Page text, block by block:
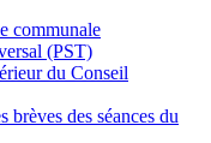
communale
(PST)
du Conseil
brèves des séances du